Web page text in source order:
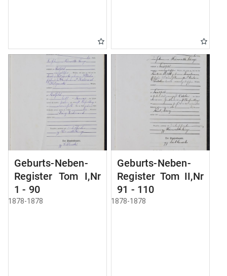
Geburts-Neben-
Register Tom I,Nr
1 - 90
1878-1878
Geburts-Neben-
Register Tom II,Nr
91 - 110
1878-1878